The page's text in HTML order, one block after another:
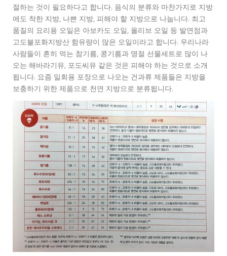
절하는 것이 필요하다고 합니다. 음식의 분류와 마찬가지로 지방
에도 착한 지방, 나쁜 지방, 피해야 할 지방으로 나눕니다. 최고
품질의 요리용 오일은 아보카도 오일, 올리브 오일 등 발연점과
고도불포화지방산 함유량이 많은 오일이라고 합니다. 우리나라
사람들이 흔히 먹는 참기름, 콩기름과 명절 선물세트로 많이 나
오는 해바라기유, 포도씨유 같은 것은 피해야 하는 것으로 소개
됩니다. 요즘 일회용 포장으로 나오는 건과류 제품들은 지방을
보충하기 위한 제품으로 천연 지방으로 분류됩니다.